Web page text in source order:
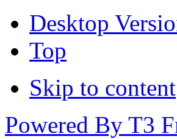
Desktop
Top
Skip to content
Powered By T3